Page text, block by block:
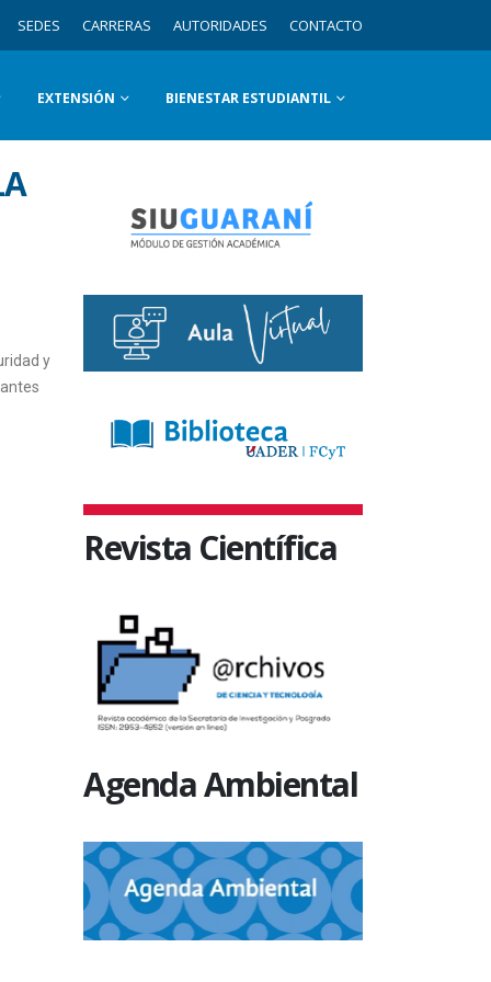
SEDES CARRERAS AUTORIDADES CONTACTO
EXTENSIÓN BIENESTAR ESTUDIANTIL
y
Revista Científica
Agenda Ambiental